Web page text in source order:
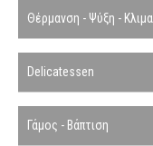
Θέρμανση - Ψύξη -
Delicatessen
Γάμος - Βάπτιση